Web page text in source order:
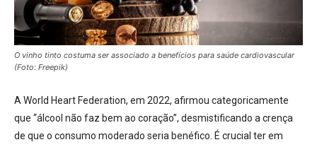
O vinho tinto costuma ser associado a benefícios para saúde cardiovascular
(Foto: Freepik)
A World Heart Federation, em 2022, afirmou categoricamente
que “álcool não faz bem ao coração”, desmistificando a crença
de que o consumo moderado seria benéfico. É crucial ter em